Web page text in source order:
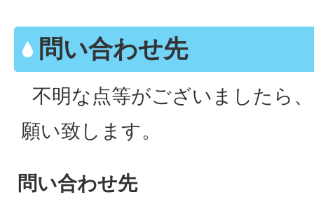
問い合わせ先
不明な点等がございましたら
願い致します。
問い合わせ先